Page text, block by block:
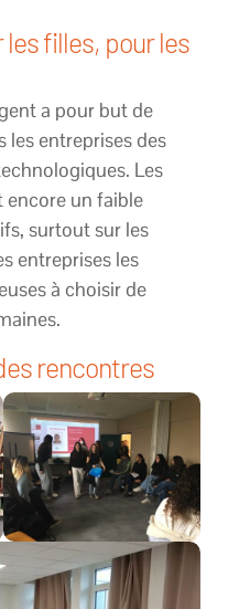
filles, pour les
a pour but de
les entreprises des
Les
un faible
surtout sur les
entreprises les
à choisir de
rencontres